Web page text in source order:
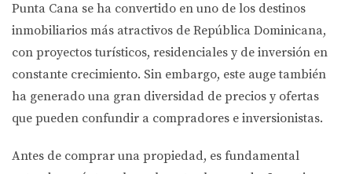
Punta Cana se ha convertido en uno de los destinos
inmobiliarios más atractivos de República Dominicana,
con proyectos turísticos, residenciales y de inversión en
constante crecimiento. Sin embargo, este auge también
ha generado una gran diversidad de precios y ofertas
que pueden confundir a compradores e inversionistas.
Antes de comprar una propiedad, es fundamental